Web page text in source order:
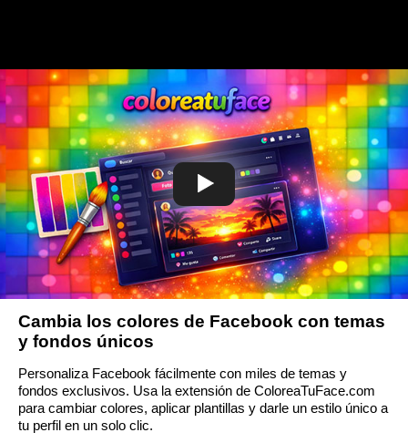
Cambia los colores de Facebook con temas
y fondos únicos
Personaliza Facebook fácilmente con miles de temas y
fondos exclusivos. Usa la extensión de ColoreaTuFace.com
para cambiar colores, aplicar plantillas y darle un estilo único a
tu perfil en un solo clic.